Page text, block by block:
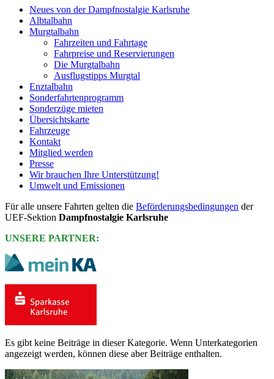
Neues von der Dampfnostalgie Karlsruhe
Albtalbahn
Murgtalbahn
Fahrzeiten und Fahrtage
Fahrpreise und Reservierungen
Die Murgtalbahn
Ausflugstipps Murgtal
Enztalbahn
Sonderfahrtenprogramm
Sonderzüge mieten
Übersichtskarte
Fahrzeuge
Kontakt
Mitglied werden
Presse
Wir brauchen Ihre Unterstützung!
Umwelt und Emissionen
Für alle unsere Fahrten gelten die Beförderungsbedingungen der
UEF-Sektion Dampfnostalgie Karlsruhe
UNSERE PARTNER:
Es gibt keine Beiträge in dieser Kategorie. Wenn Unterkategorien
angezeigt werden, können diese aber Beiträge enthalten.